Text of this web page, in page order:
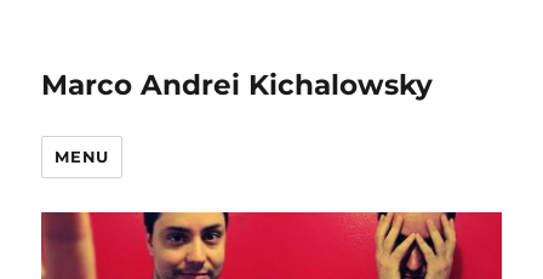
Marco Andrei Kichalowsky
MENU